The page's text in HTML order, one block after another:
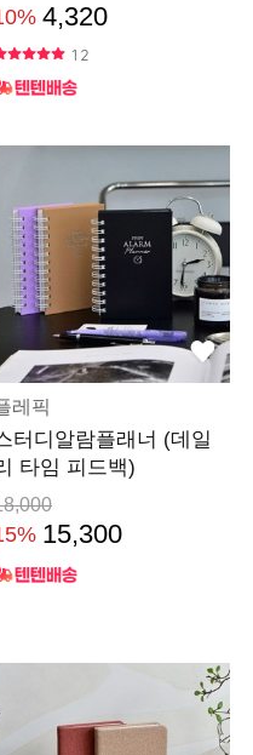
4,320
12
레픽
터디알람플래너 (데일
타임 피드백)
15,300